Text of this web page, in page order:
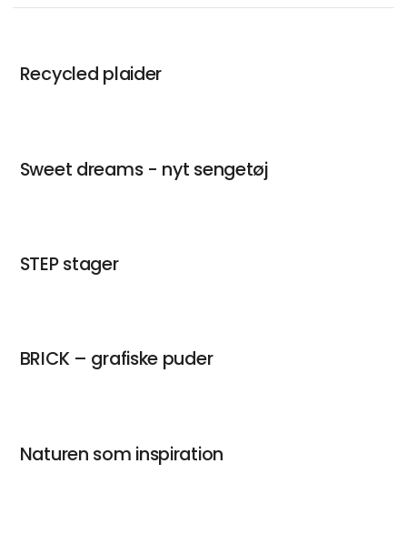
Recycled plaider
Sweet dreams - nyt sengetøj
STEP stager
BRICK – grafiske puder
Naturen som inspiration